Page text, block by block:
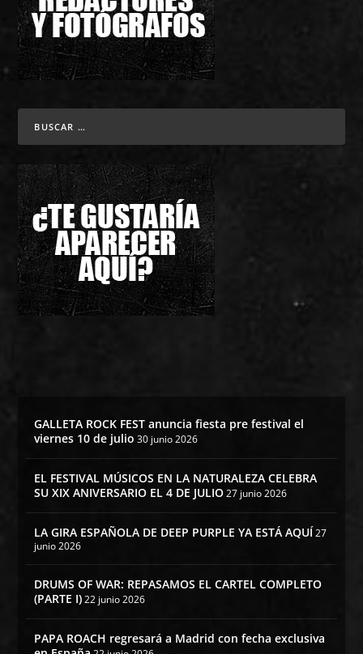
GALLETA ROCK FEST anuncia fiesta pre festival el
viernes 10 de julio 30 junio 2026
EL FESTIVAL MÚSICOS EN LA NATURALEZA CELEBRA
SU XIX ANIVERSARIO EL 4 DE JULIO 27 junio 2026
LA GIRA ESPAÑOLA DE DEEP PURPLE YA ESTÁ AQUÍ27
junio 2026
DRUMS OF WAR: REPASAMOS EL CARTEL COMPLETO
(PARTE I) 22 junio 2026
PAPA ROACH regresará a Madrid con fecha exclusiva